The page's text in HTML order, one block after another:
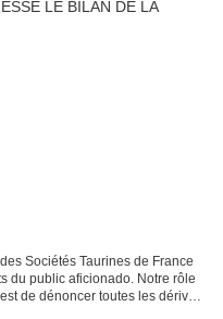
Sociétés Taurines de France
du public aficionado. Notre rôle
de dénoncer toutes les dérives